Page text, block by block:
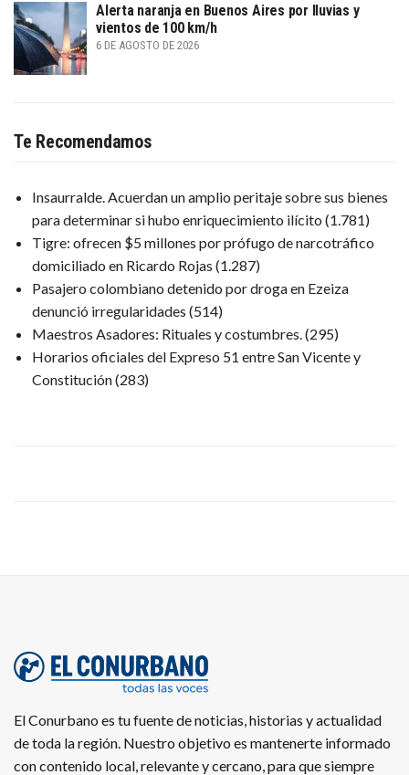
Alerta naranja en Buenos Aires por lluvias y
vientos de 100 km/h
6 DE AGOSTO DE 2026
Te Recomendamos
Insaurralde. Acuerdan un amplio peritaje sobre sus bienes
para determinar si hubo enriquecimiento ilícito (1.781)
Tigre: ofrecen $5 millones por prófugo de narcotráfico
domiciliado en Ricardo Rojas (1.287)
Pasajero colombiano detenido por droga en Ezeiza
denunció irregularidades (514)
Maestros Asadores: Rituales y costumbres.(295)
Horarios oficiales del Expreso 51 entre San Vicente y
Constitución(283)
El Conurbano es tu fuente de noticias, historias y actualidad
de toda la región. Nuestro objetivo es mantenerte informado
con contenido local, relevante y cercano, para que siempre